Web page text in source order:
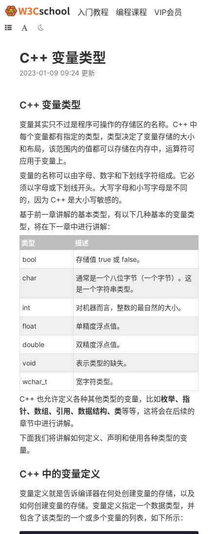
入门教程 编程课程 VIP会员
C++ 变量类型
2023-01-09 09:24 更新
C++ 变量类型
变量其实只不过是程序可操作的存储区的名称。C++ 中
每个变量都有指定的类型，类型决定了变量存储的大小
和布局，该范围内的值都可以存储在内存中，运算符可
应用于变量上。
变量的名称可以由字母、数字和下划线字符组成。它必
须以字母或下划线开头。大写字母和小写字母是不同
的，因为 C++ 是大小写敏感的。
基于前一章讲解的基本类型，有以下几种基本的变量类
型，将在下一章中进行讲解：
类型
描述
bool
存储值 true 或 false。
char
通常是一个八位字节（一个字节）。这
是一个字符串类型。
int 对机器而言，整数的最自然的大小。
float 单精度浮点值。
double 双精度浮点值。
void 表示类型的缺失。
wchar_t 宽字符类型。
C++ 也允许定义各种其他类型的变量，比如枚举、指
针、数组、引用、数据结构、类等等，这将会在后续的
章节中进行讲解。
下面我们将讲解如何定义、声明和使用各种类型的变
量。
C++ 中的变量定义
变量定义就是告诉编译器在何处创建变量的存储，以及
如何创建变量的存储。变量定义指定一个数据类型，并
包含了该类型的一个或多个变量的列表，如下所示：